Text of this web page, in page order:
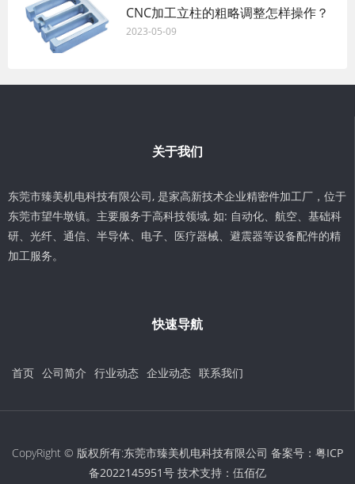
CNC加工立柱的粗略调整怎样操作？
2023-05-09
关于我们
东莞市臻美机电科技有限公司, 是家高新技术企业精密件加工厂，位于
东莞市望牛墩镇。主要服务于高科技领域, 如: 自动化、航空、基础科
研、光纤、通信、半导体、电子、医疗器械、避震器等设备配件的精
加工服务。
快速导航
首页 公司简介 行业动态 企业动态 联系我们
CopyRight © 版权所有:东莞市臻美机电科技有限公司 备案号： 粤ICP
备2022145951号 技术支持： 伍佰亿